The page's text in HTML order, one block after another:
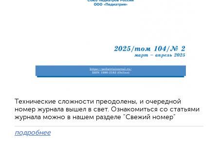
Технические сложности преодолены, и очередной
номер журнала вышел в свет. Ознакомиться со статьями
журнала можно в нашем разделе "Свежий номер"
подробнее